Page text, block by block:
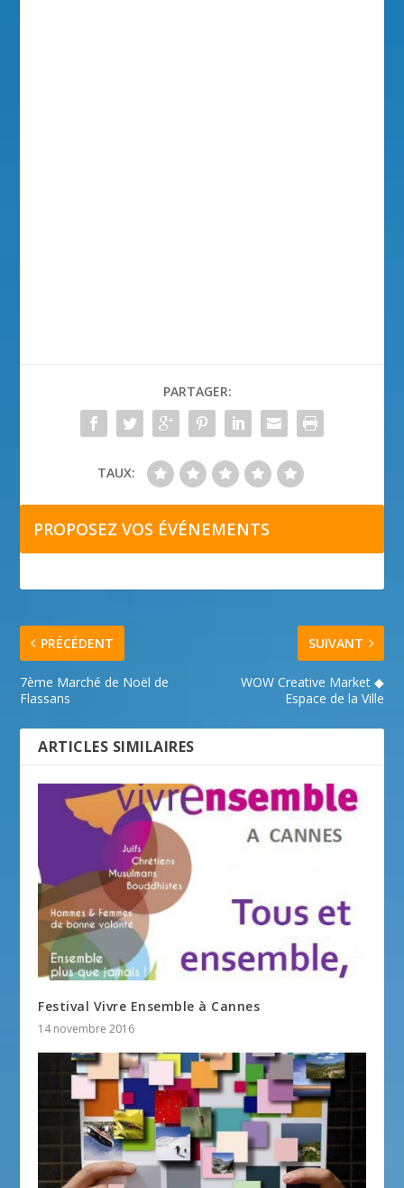
PARTAGER:
TAUX:
PROPOSEZ VOS ÉVÉNEMENTS
PRÉCÉDENT
7ème Marché de Noël de
Flassans
SUIVANT
WOW Creative Market ◆
Espace de la Ville
ARTICLES SIMILAIRES
Festival Vivre Ensemble à Cannes
14 novembre 2016